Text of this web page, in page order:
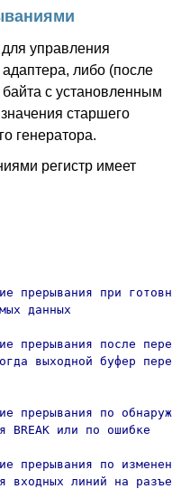
для управления
либо (после
с установленным
старшего
генератора.
регистр имеет
прерывания при
данных
прерывания после
выходной буфер
прерывания по
BREAK или по ошибке
прерывания по
входных линий на